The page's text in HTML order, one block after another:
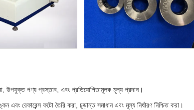
উপযুক্ত পণ্য প্রস্তাব, এবং প্রতিযোগিতামূলক মূল্য প্রদান।
রেফারেন্স ফটো তৈরি করা, চূড়ান্ত সমাধান এবং মূল্য নির্ধারণ নিশ্চিত করা।